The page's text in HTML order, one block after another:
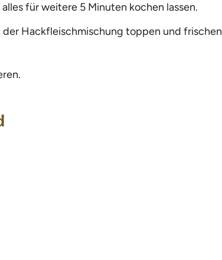
für weitere 5 Minuten kochen lassen.
Hackfleischmischung toppen und frischen